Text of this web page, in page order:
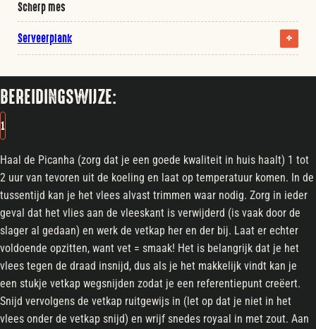
Scherp mes
Serveerplank
BEREIDINGSWIJZE:
1
Haal de Picanha (zorg dat je een goede kwaliteit in huis haalt) 1 tot
2 uur van tevoren uit de koeling en laat op temperatuur komen. In de
tussentijd kan je het vlees alvast trimmen waar nodig. Zorg in ieder
geval dat het vlies aan de vleeskant is verwijderd (is vaak door de
slager al gedaan) en werk de vetkap her en der bij. Laat er echter
voldoende opzitten, want vet = smaak! Het is belangrijk dat je het
vlees tegen de draad insnijd, dus als je het makkelijk vindt kan je
een stukje vetkap wegsnijden zodat je een referentiepunt creëert.
Snijd vervolgens de vetkap ruitgewijs in (let op dat je niet in het
vlees onder de vetkap snijd) en wrijf snedes royaal in met zout. Aan